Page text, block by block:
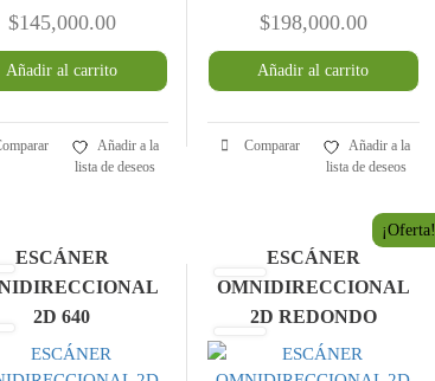
$145,000.00
Añadir al carrito
Añadir a la
lista de deseos
$198,000.00
Añadir al carrito
Comparar
Añadir a la
lista de deseos
ESCÁNER
2D 640
¡Oferta!
ESCÁNER
OMNIDIRECCIONAL
2D REDONDO